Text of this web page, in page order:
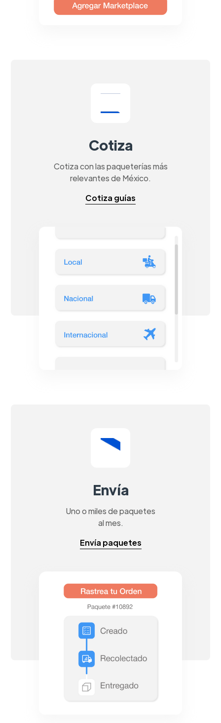
Cotiza
Cotiza con las paqueterías más
relevantes de México.
Cotiza guías
Envía
Uno o miles de paquetes
al mes.
Envía paquetes